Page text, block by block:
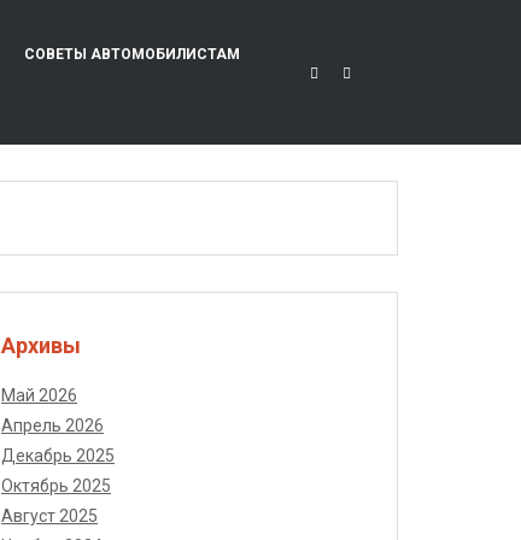
СОВЕТЫ АВТОМОБИЛИСТАМ
Архивы
Май 2026
Апрель 2026
Декабрь 2025
Октябрь 2025
Август 2025